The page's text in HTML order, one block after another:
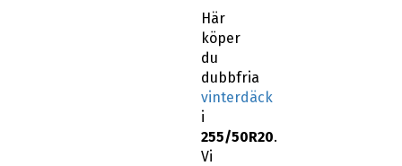
Här
köper
du
dubbfria
vinterdäck
i
255/50R20.
Vi